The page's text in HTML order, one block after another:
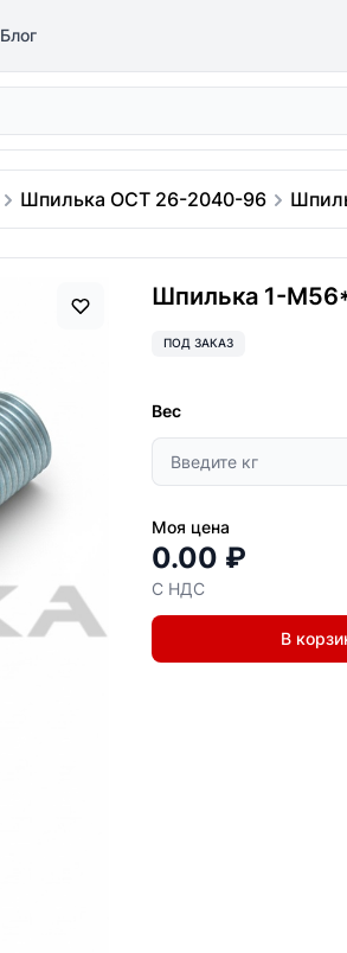
Блог
Шпилька ОСТ 26-2040-96
Шпилька 1-
ПОД ЗАКАЗ
Вес
Моя цена
0.00 ₽
С НДС
В